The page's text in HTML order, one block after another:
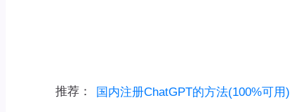
推荐： 国内注册ChatGPT的方法(100%可用)